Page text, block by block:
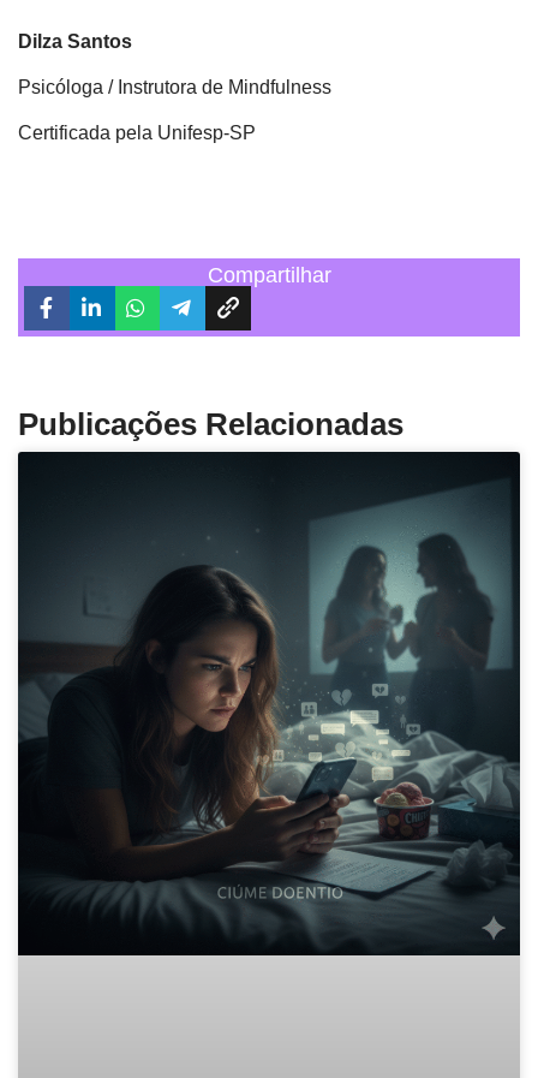
Dilza Santos
Psicóloga / Instrutora de Mindfulness
Certificada pela Unifesp-SP
Compartilhar
Publicações Relacionadas